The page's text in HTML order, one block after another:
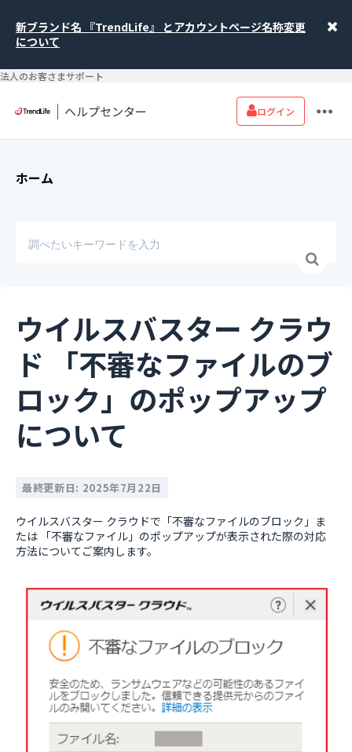
新ブランド名 『TrendLife』 とアカウントページ名称変更
について
法人のお客さまサポート
ヘルプセンター ログイン
ホーム
ウイルスバスター クラウ
ド 「不審なファイルのブ
ロック」のポップアップ
について
最終更新日: 2025年7月22日
ウイルスバスター クラウドで「不審なファイルのブロック」ま
たは 「不審なファイル」のポップアップが表示された際の対応
方法についてご案内します。